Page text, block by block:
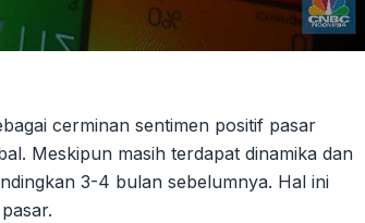
cerminan sentimen positif pasar
Meskipun masih terdapat dinamika dan
3-4 bulan sebelumnya. Hal ini